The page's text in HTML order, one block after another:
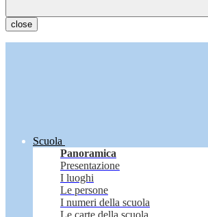
close
Scuola
Panoramica
Presentazione
I luoghi
Le persone
I numeri della scuola